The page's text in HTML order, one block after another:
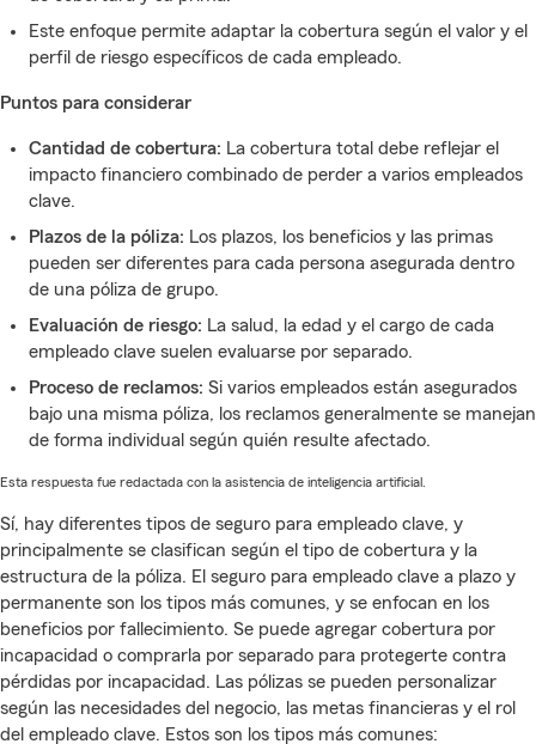
Este enfoque permite adaptar la cobertura según el valor y el
perfil de riesgo específicos de cada empleado.
Puntos para considerar
Cantidad de cobertura: La cobertura total debe reflejar el
impacto financiero combinado de perder a varios empleados
clave.
Plazos de la póliza: Los plazos, los beneficios y las primas
pueden ser diferentes para cada persona asegurada dentro
de una póliza de grupo.
Evaluación de riesgo: La salud, la edad y el cargo de cada
empleado clave suelen evaluarse por separado.
Proceso de reclamos: Si varios empleados están asegurados
bajo una misma póliza, los reclamos generalmente se manejan
de forma individual según quién resulte afectado.
Esta respuesta fue redactada con la asistencia de inteligencia artificial.
Sí, hay diferentes tipos de seguro para empleado clave, y
principalmente se clasifican según el tipo de cobertura y la
estructura de la póliza. El seguro para empleado clave a plazo y
permanente son los tipos más comunes, y se enfocan en los
beneficios por fallecimiento. Se puede agregar cobertura por
incapacidad o comprarla por separado para protegerte contra
pérdidas por incapacidad. Las pólizas se pueden personalizar
según las necesidades del negocio, las metas financieras y el rol
del empleado clave. Estos son los tipos más comunes: